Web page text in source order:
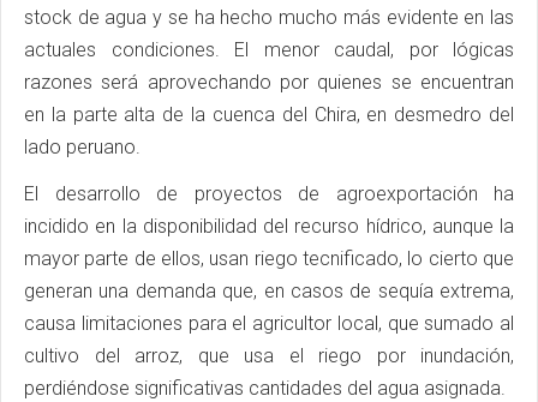
stock de agua y se ha hecho mucho más evidente en las
actuales condiciones. El menor caudal, por lógicas
razones será aprovechando por quienes se encuentran
en la parte alta de la cuenca del Chira, en desmedro del
lado peruano.
El desarrollo de proyectos de agroexportación ha
incidido en la disponibilidad del recurso hídrico, aunque la
mayor parte de ellos, usan riego tecnificado, lo cierto que
generan una demanda que, en casos de sequía extrema,
causa limitaciones para el agricultor local, que sumado al
cultivo del arroz, que usa el riego por inundación,
perdiéndose significativas cantidades del agua asignada.